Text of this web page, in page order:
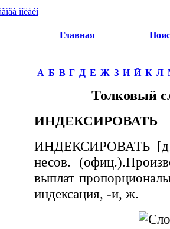
Главная
А Б В Г Д Е Ж З И Й К Л
Толковый
ИНДЕКСИРОВАТЬ
ИНДЕКСИРОВАТЬ
несов.
выплат
индексация, -и, ж.